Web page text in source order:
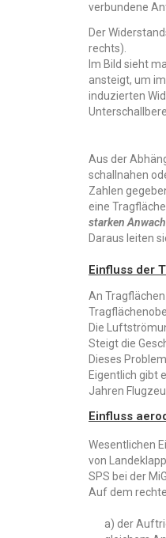
verbundene
Der
rechts).
Im Bild sieht
ansteigt, um
induzierten
Aus der
schallnahen
Zahlen
eine
starken
Daraus leiten
Einfluss der
An
Die
Steigt die
Dieses
Eigentlich gibt
Jahren
Einfluss
Wesentlichen
von
SPS bei der
Auf dem
a) der